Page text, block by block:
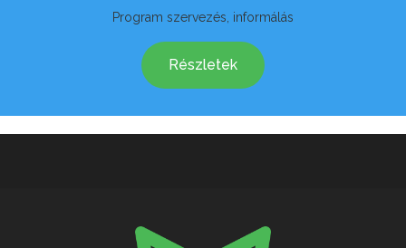
Program szervezés, informálás
Részletek